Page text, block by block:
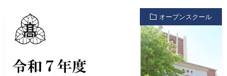
オープンスクール